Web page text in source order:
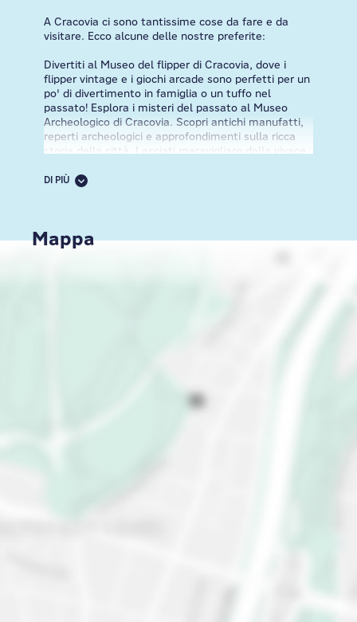
A Cracovia ci sono tantissime cose da fare e da
visitare. Ecco alcune delle nostre preferite:
Divertiti al Museo del flipper di Cracovia, dove i
flipper vintage e i giochi arcade sono perfetti per un
po' di divertimento in famiglia o un tuffo nel
passato! Esplora i misteri del passato al Museo
Archeologico di Cracovia. Scopri antichi manufatti,
reperti archeologici e approfondimenti sulla ricca
storia della città. Lasciati meravigliare dalla vivace
al Museo sotterraneo Rynek. Scopri i segreti
Dama con l'ermellino" di Leonardo da Vinci. Scopri
l'affascinante Galleria Witkin di Cracovia, prova i
colorati che aggiungono un tocco moderno al
fascino storico della zona. Assisti ad un concerto di
DI PIÙ
Mappa